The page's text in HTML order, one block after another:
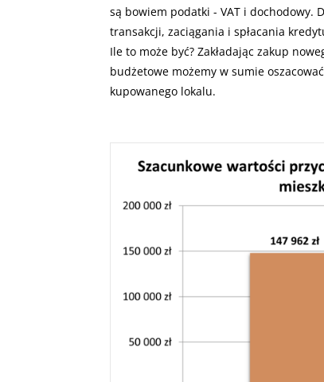
są bowiem podatki - VAT i dochodowy.
transakcji, zaciągania i spłacania
Ile to może być? Zakładając zakup
budżetowe możemy w sumie
kupowanego lokalu.